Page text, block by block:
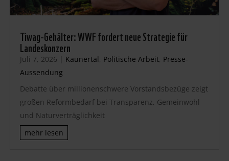
Tiwag-Gehälter: WWF fordert neue Strategie für
Landeskonzern
Juli 7, 2026 | Kaunertal, Politische Arbeit, Presse-
Aussendung
Debatte über millionenschwere Vorstandsbezüge zeigt
großen Reformbedarf bei Transparenz, Gemeinwohl
und Naturverträglichkeit
mehr lesen